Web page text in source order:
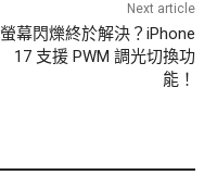
Next article
螢幕閃爍終於解決？iPhone
17 支援 PWM 調光切換功
能！